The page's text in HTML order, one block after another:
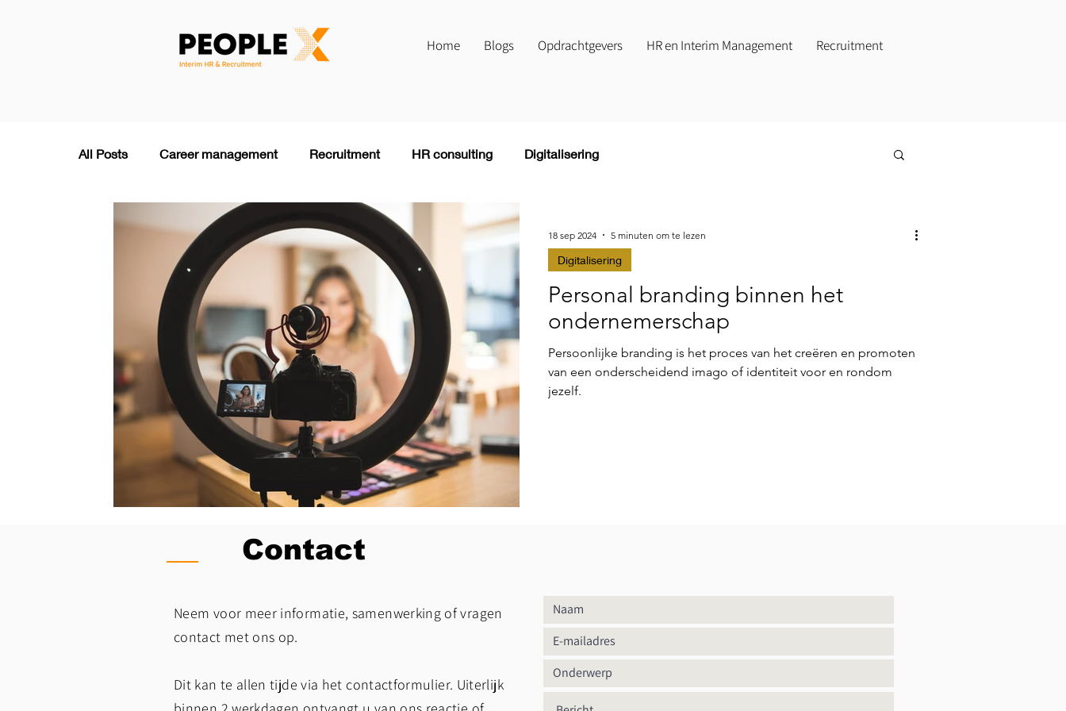
Home Blogs Opdrachtgevers HR en Interim Management Recruitment
All Posts Career management Recruitment HR consulting Digitalisering
Personal branding binnen het
ondernemerschap
Persoonlijke branding is het proces van het creëren en promoten
van een onderscheidend imago of identiteit voor en rondom
jezelf.
Digitalisering
18 sep 2024 5 minuten om te lezen
Contact
Neem voor meer informatie, samenwerking of vragen
contact met ons op.
Dit kan te allen tijde via het contactformulier. Uiterlijk